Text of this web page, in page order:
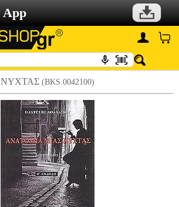
App
ΝΥΧΤΑΣ (BKS.0042100)